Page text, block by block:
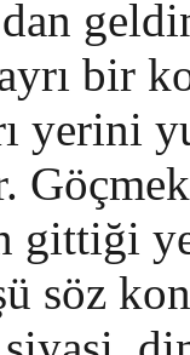
bir
yerini
gittiği
söz